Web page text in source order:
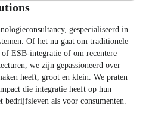
gespecialiseerd in
Of het nu gaat om traditionele
of ESB-integratie of om recentere
we zijn gepassioneerd over
heeft, groot en klein. We praten
die integratie heeft op hun
bedrijfsleven als voor consumenten.